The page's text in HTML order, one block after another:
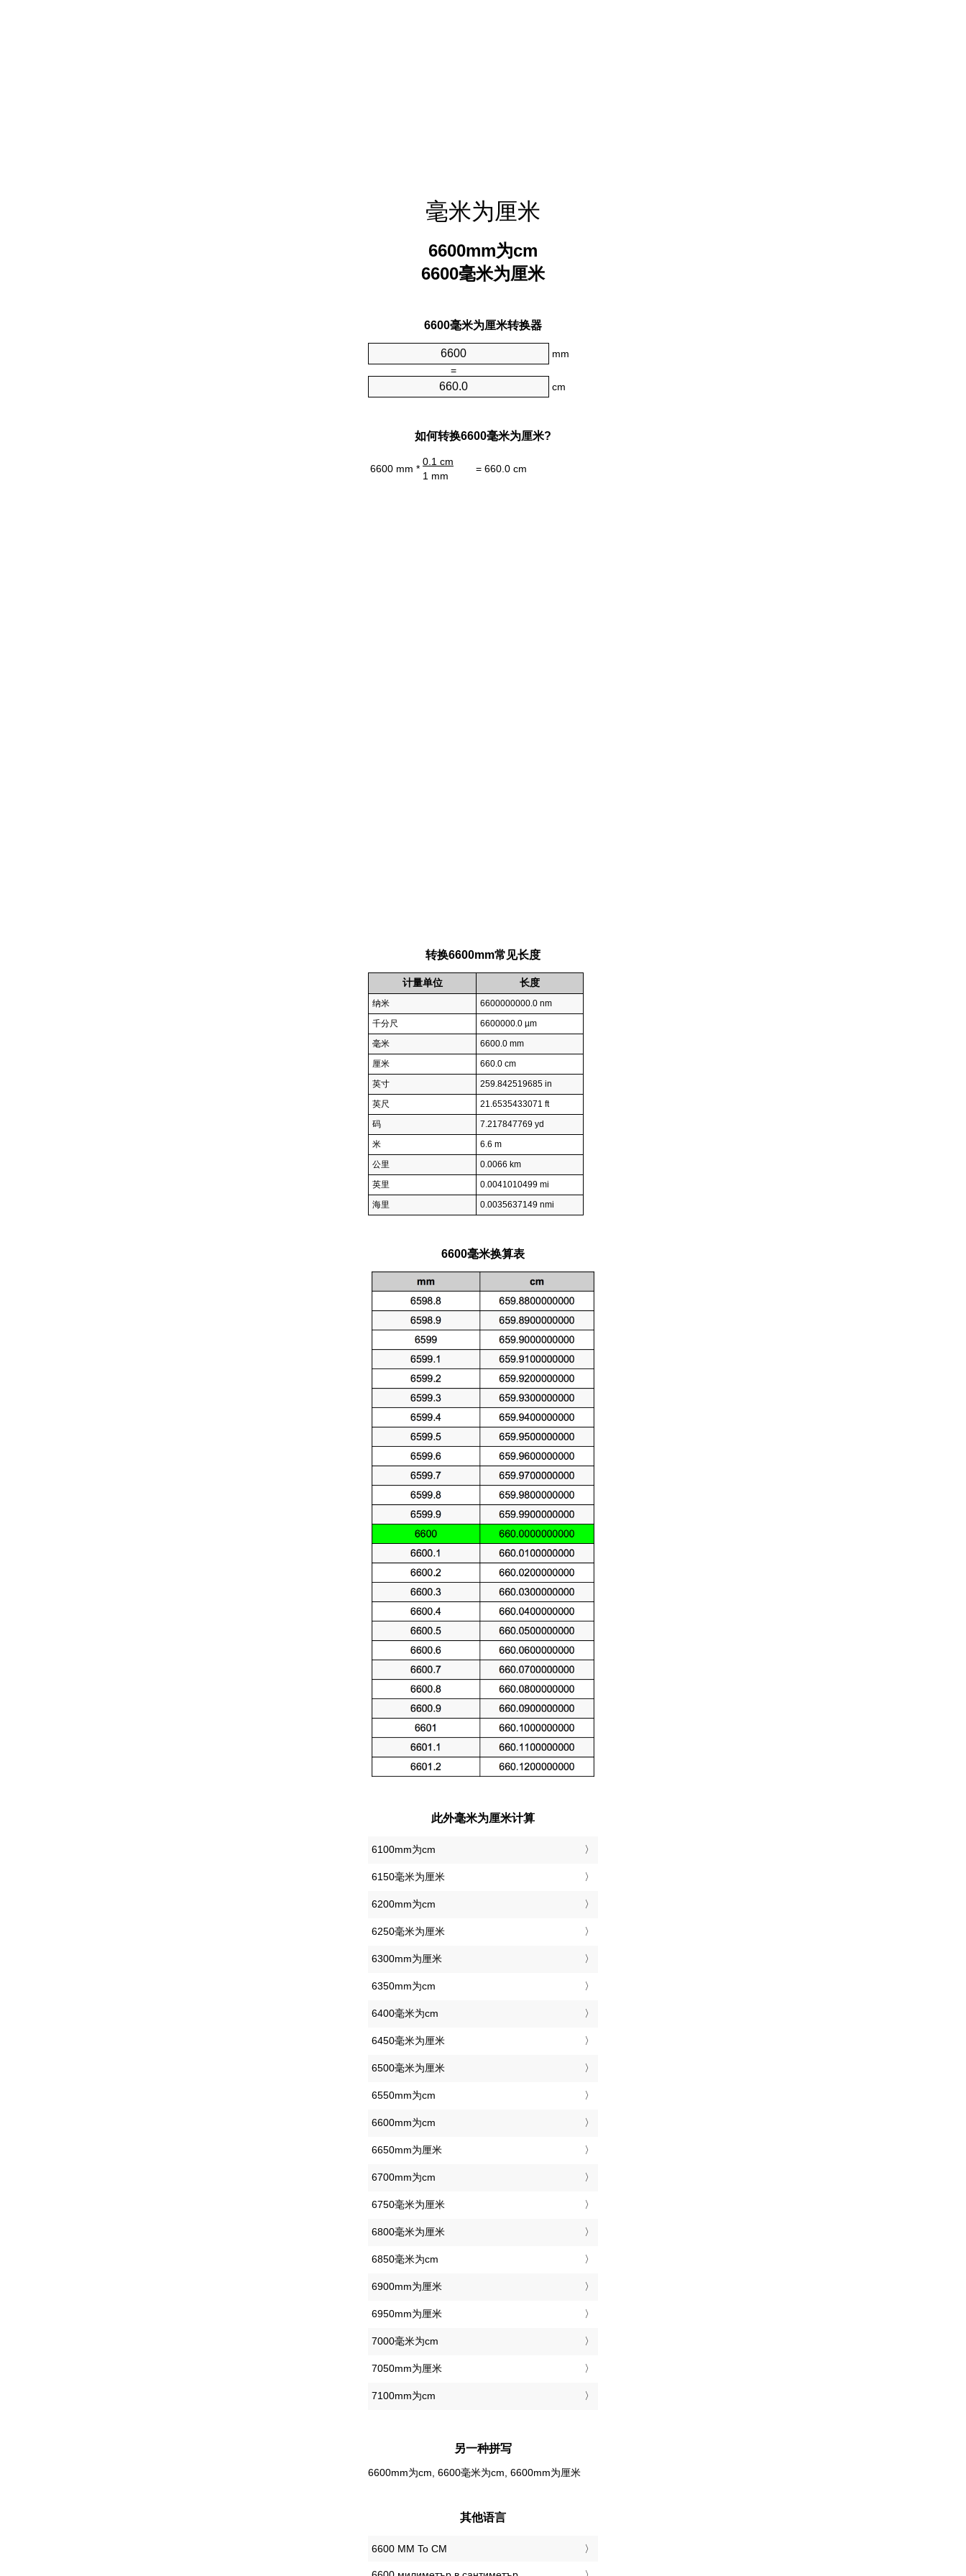
毫米为厘米
6600mm为cm
6600毫米为厘米
6600毫米为厘米转换器
mm
=
cm
如何转换6600毫米为厘米?
6600 mm *
0.1 cm
= 660.0 cm
1 mm
转换6600mm常见长度
计量单位 长度
纳米
6600000000.0 nm
千分尺
6600000.0 µm
毫米
6600.0 mm
厘米
660.0 cm
英寸
259.842519685 in
英尺
21.6535433071 ft
码
7.217847769 yd
米
6.6 m
公里
0.0066 km
英里
0.0041010499 mi
海里
0.0035637149 nmi
6600毫米换算表
此外毫米为厘米计算
6100mm为cm
6150毫米为厘米
6200mm为cm
6250毫米为厘米
6300mm为厘米
6350mm为cm
6400毫米为cm
6450毫米为厘米
6500毫米为厘米
6550mm为cm
6600mm为cm
6650mm为厘米
6700mm为cm
6750毫米为厘米
6800毫米为厘米
6850毫米为cm
6900mm为厘米
6950mm为厘米
7000毫米为cm
7050mm为厘米
7100mm为cm
另一种拼写
6600mm为cm, 6600毫米为cm, 6600mm为厘米
其他语言
‎6600 MM To CM